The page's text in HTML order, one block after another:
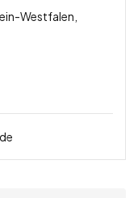
Westfalen,